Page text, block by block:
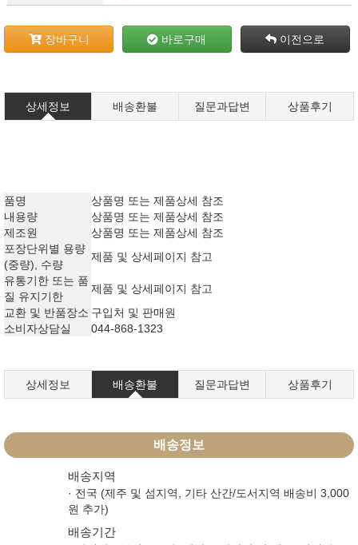
장바구니 바로구매 이전으로
상세정보 배송환불 질문과답변 상품후기
품명
상품명 또는 제품상세 참조
내용량
상품명 또는 제품상세 참조
제조원
​상품명 또는 제품상세 참조​
포장단위별 용량
(중량), 수량
제품 및 상세페이지 참고
유통기한 또는 품
질 유지기한
​제품 및 상세페이지 참고​
교환 및 반품장소 구입처 및 판매원
소비자상담실
044-868-1323
상세정보 배송환불 질문과답변 상품후기
배송정보
배송지역
· 전국 (제주 및 섬지역, 기타 산간/도서지역 배송비 3,000
원 추가)
배송기간